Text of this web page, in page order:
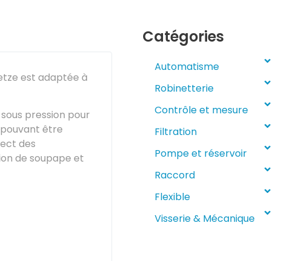
est adaptée à
pression pour
être
des
de soupape et
Catégories
Automatisme
Robinetterie
Contrôle et mesure
Filtration
Pompe et réservoir
Raccord
Flexible
Visserie & Mécanique